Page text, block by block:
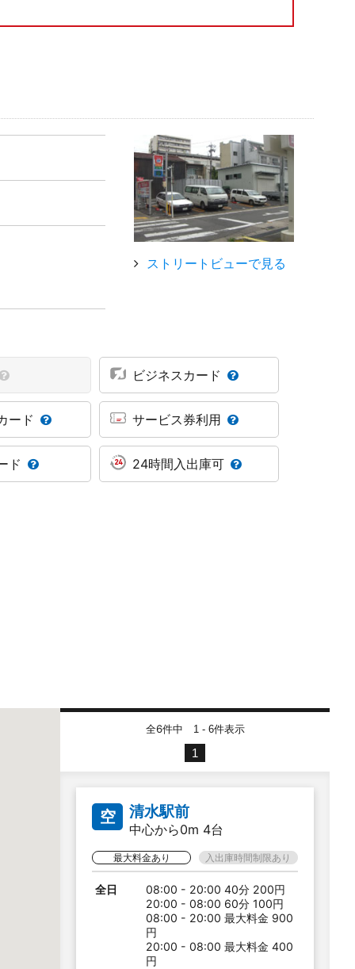
ストリートビューで見る
ビジネスカード
ード サービス券利用
ド 24時間入出庫可
全6件中 1 - 6件表示
1
空 清水駅前
中心から0m 4台
最大料金あり 入出庫時間制限あり
全日
08:00 - 20:00 40分 200円
20:00 - 08:00 60分 100円
08:00 - 20:00 最大料金 900
円
20:00 - 08:00 最大料金 400
円